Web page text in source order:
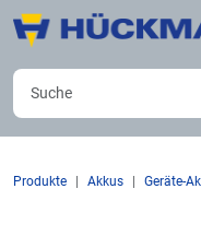
Produkte Akkus Geräte-